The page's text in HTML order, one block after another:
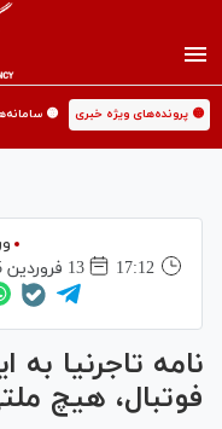
🟡 پرونده‌های ویژه خبری 🟡
17:12
13 فروردين 1405
نامه تاجرنیا به
فوتبال، هیچ